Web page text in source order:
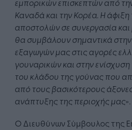
εμπορικών επισκεπτών από
Καναδά και την Κορέα. Η
αποστολών σε συνεργασία
θα συμβάλουν σημαντικά
εξαγωγών μας στις αγορές
γουναρικών και στην
του κλάδου της γούνας που
από τους βασικότερους
ανάπτυξης της περιοχής μας».
Ο Διευθύνων Σύμβουλος της